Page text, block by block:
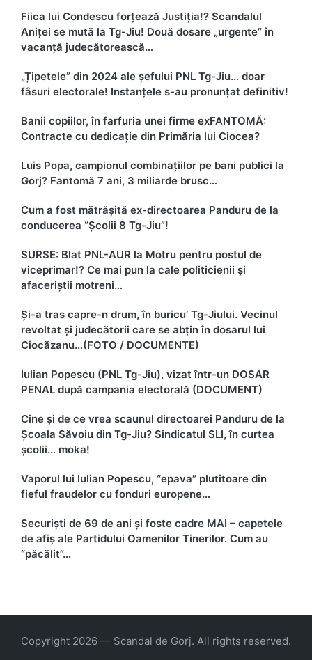
Fiica lui Condescu forțează Justiția!? Scandalul
Aniței se mută la Tg-Jiu! Două dosare „urgente” în
vacanță judecătorească…
„Țipetele” din 2024 ale șefului PNL Tg-Jiu… doar
fâsuri electorale! Instanțele s-au pronunțat definitiv!
Banii copiilor, în farfuria unei firme exFANTOMĂ:
Contracte cu dedicație din Primăria lui Ciocea?
Luis Popa, campionul combinațiilor pe bani publici la
Gorj? Fantomă 7 ani, 3 miliarde brusc…
Cum a fost mătrășită ex-directoarea Panduru de la
conducerea “Școlii 8 Tg-Jiu”!
SURSE: Blat PNL-AUR la Motru pentru postul de
viceprimar!? Ce mai pun la cale politicienii și
afaceriștii motreni…
Și-a tras capre-n drum, în buricu’ Tg-Jiului. Vecinul
revoltat și judecătorii care se abțin în dosarul lui
Ciocăzanu…(FOTO / DOCUMENTE)
Iulian Popescu (PNL Tg-Jiu), vizat într-un DOSAR
PENAL după campania electorală (DOCUMENT)
Cine și de ce vrea scaunul directoarei Panduru de la
Școala Săvoiu din Tg-Jiu? Sindicatul SLI, în curtea
școlii… moka!
Vaporul lui Iulian Popescu, “epava” plutitoare din
fieful fraudelor cu fonduri europene…
Securiști de 69 de ani și foste cadre MAI – capetele
de afiș ale Partidului Oamenilor Tinerilor. Cum au
“păcălit”…
Copyright 2026 — Scandal de Gorj. All rights reserved.